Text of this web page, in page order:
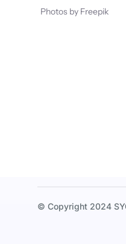
Photos by Freepik
© Copyright 2024